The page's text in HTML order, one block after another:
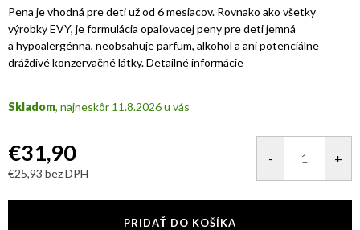
Pena je vhodná pre deti už od 6 mesiacov. Rovnako ako všetky
výrobky EVY, je formulácia opaľovacej peny pre deti jemná
a hypoalergénna, neobsahuje parfum, alkohol a ani potenciálne
dráždivé konzervačné látky.Detailné informácie
Skladom 11.8.2026
€31,90
€25,93 bez DPH
PRIDAŤ DO KOŠÍKA